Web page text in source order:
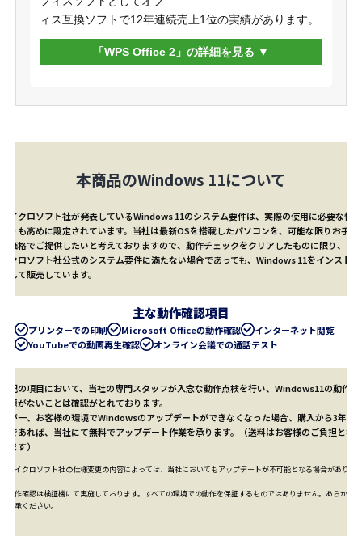
ィス互換ソフトで12年連続売上1位の実績があります。
「WPS Office 2」の詳細を見る
本商品のWindows 11について
マイクロソフト社が発表しているWindows 11のシステム要件は、実際の使用に必要な性能
よりも高めに設定されています。当社は最新OSを搭載したパソコンを、可能な限りお手頃
な価格でご提供したいと考えておりますので、動作チェックをクリアしたものに限り、マ
イクロソフト社公式のシステム要件に満たない場合であっても、Windows 11をインストー
ルして販売しています。
主な動作確認項目
プリンターでの印刷 Microsoft Officeの動作確認
インターネット閲覧
YouTubeでの動画再生確認
オンライン会議での通話テスト
上記の項目において、当社の専門スタッフが入念な動作点検を行い、Windows11の動作に
問題がないことは確認がとれております。
万が一、お客様の環境でWindowsのアップデートができなくなった場合、購入から3年以
内であれば、当社にて無料でアップデート作業を承ります。（送料はお客様のご負担とな
ります）
※マイクロソフト社の仕様変更の内容によっては、当社においてもアップデートが不可能となる場合がありま
※動作確認は検証機にて実施しております。すべての環境での動作を保証するものではありません。あらかじめ
ご了承ください。